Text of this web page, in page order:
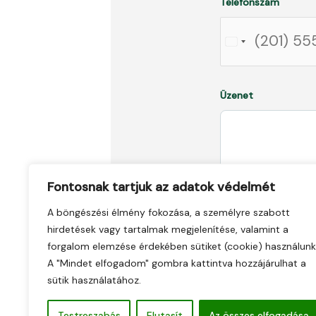
Fontosnak tartjuk az adatok védelmét
A böngészési élmény fokozása, a személyre szabott
hirdetések vagy tartalmak megjelenítése, valamint a
forgalom elemzése érdekében sütiket (cookie)
A "Mindet elfogadom" gombra kattintva hozzájárulhat a
sütik használatához.
Üzenet